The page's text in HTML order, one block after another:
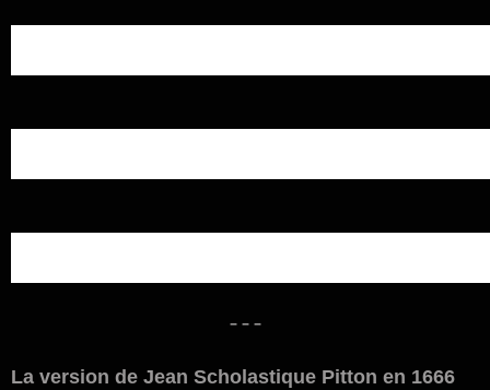
– – –
La version de Jean Scholastique Pitton en 1666